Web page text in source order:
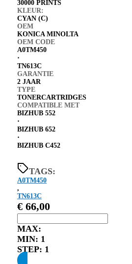
30000 PRINTS
KLEUR:
CYAN (C)
OEM
KONICA MINOLTA
OEM CODE
A0TM450
⋅
TN613C
GARANTIE
2 JAAR
TYPE
TONERCARTRIDGES
COMPATIBLE MET
BIZHUB 552
⋅
BIZHUB 652
⋅
BIZHUB C452
TAGS:
A0TM450
,
TN613C
€ 66,00
MAX:
MIN: 1
STEP: 1